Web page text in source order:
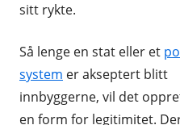
sitt rykte.
Så lenge en stat eller et
system er akseptert blitt
innbyggerne, vil det
en form for legitimitet.